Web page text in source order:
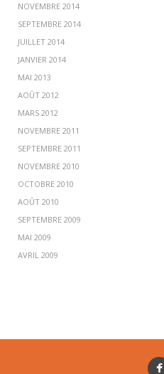
NOVEMBRE 2014
SEPTEMBRE 2014
JUILLET 2014
JANVIER 2014
MAI 2013
AOÛT 2012
MARS 2012
NOVEMBRE 2011
SEPTEMBRE 2011
NOVEMBRE 2010
OCTOBRE 2010
AOÛT 2010
SEPTEMBRE 2009
MAI 2009
AVRIL 2009